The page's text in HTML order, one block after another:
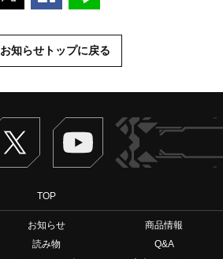
お知らせトップに戻る
Twitter ヴァンガードch
TOP
お知らせ
商品情報
読み物
Q&A